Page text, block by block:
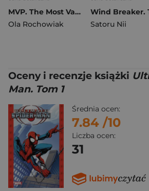
MVP. The Most Valuable Person
Ola Rochowiak
Satoru Nii
Oceny i recenzje książki
Man. Tom 1
Średnia ocen:
7.84 /10
Liczba ocen:
31